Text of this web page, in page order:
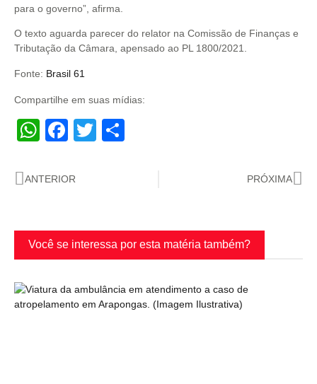
para o governo”, afirma.
O texto aguarda parecer do relator na Comissão de Finanças e
Tributação da Câmara, apensado ao PL 1800/2021.
Fonte: Brasil 61
Compartilhe em suas mídias:
WhatsApp
Facebook
Twitter
ANTERIOR PRÓXIMA
Você se interessa por esta matéria também?